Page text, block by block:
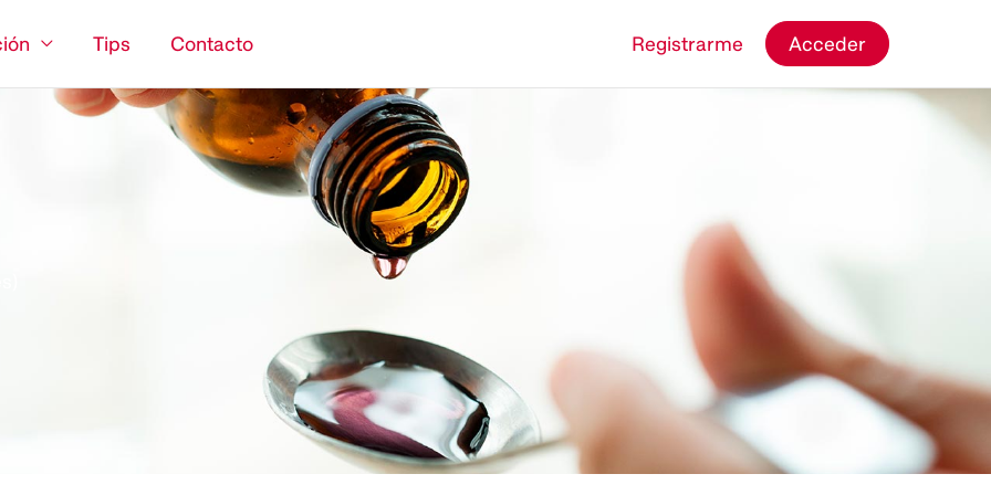
Tips Contacto Registrarme Acceder